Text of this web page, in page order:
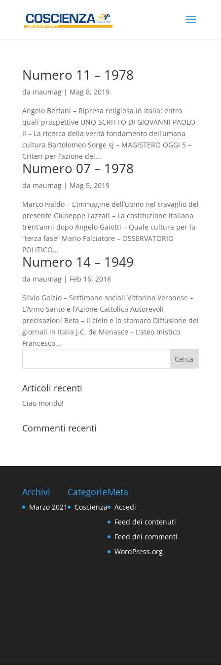
Numero 11 – 1978
da maumag| Mag 8, 2019
Angelo Bertani – Ripresa religiosa in Italia: entro
quali prospettive UNO SCRITTO DI GIOVANNI PAOLO
II – La ricerca della verità fondamento dell’umana
cultura Bartolomeo Sorge sj – MAGISTERO OGGI 5 –
Criteri per l’azione del...
Numero 07 – 1978
da maumag| Mag 5, 2019
Marco Ivaldo – L’immagine dell’uomo nel travaglio del
presente Giuseppe Lazzati – La costituzione italiana
trent’anni dopo Angelo Gaiotti – Quale cultura per la
“terza fase” Mario Falciatore – OSSERVATORIO
POLITICO...
Numero 14 – 1949
da maumag| Feb 16, 2018
Silvio Golzio – Settimane sociali Vittorino Veronese –
L’Anno Santo e l’Azione Cattolica Autorevoli
precisazioni Beta – Il cielo e lo stomaco Diffusione dei
giornali in Italia J.C. de Menasce – L’ateo mistico
Francesco...
Articoli recenti
Ciao mondo!
Commenti recenti
Archivi
Marzo 2021
Categorie
Coscienza
Meta
Accedi
Feed dei contenuti
Feed dei commenti
WordPress.org